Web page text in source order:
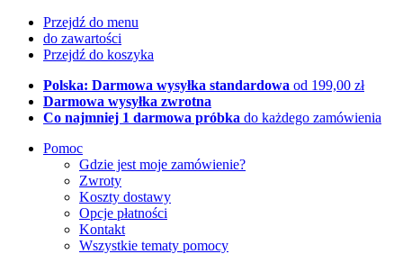
Przejdź do menu
do zawartości
Przejdź do koszyka
Polska: Darmowa wysyłka standardowa od 199,00 zł
Darmowa wysyłka zwrotna
Co najmniej 1 darmowa próbka do każdego zamówienia
Pomoc
Gdzie jest moje zamówienie?
Zwroty
Koszty dostawy
Opcje płatności
Kontakt
Wszystkie tematy pomocy